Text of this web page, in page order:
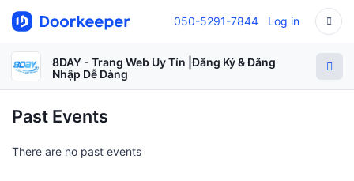
050-5291-7844 Log in
8DAY - Trang Web Uy Tín |Đăng Ký & Đăng
Nhập Dễ Dàng
Past Events
There are no past events